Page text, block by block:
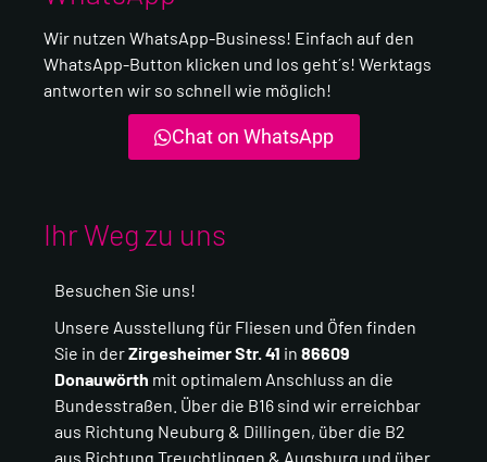
Wir nutzen WhatsApp-Business! Einfach auf den
WhatsApp-Button klicken und los geht´s! Werktags
antworten wir so schnell wie möglich!
Chat on WhatsApp
Ihr Weg zu uns
Besuchen Sie uns!
Unsere Ausstellung für Fliesen und Öfen finden
Sie in derZirgesheimer Str. 41 in 86609
Donauwörth mit optimalem Anschluss an die
Bundesstraßen. Über die B16 sind wir erreichbar
aus Richtung Neuburg & Dillingen, über die B2
aus Richtung Treuchtlingen & Augsburg und über